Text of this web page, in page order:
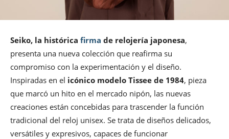
Seiko, la histórica firma de relojería japonesa,
presenta una nueva colección que reafirma su
compromiso con la experimentación y el diseño.
Inspiradas en el icónico modelo Tissee de 1984, pieza
que marcó un hito en el mercado nipón, las nuevas
creaciones están concebidas para trascender la función
tradicional del reloj unisex. Se trata de diseños delicados,
versátiles y expresivos, capaces de funcionar